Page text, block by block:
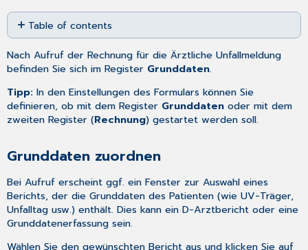
Save
as
PDF
Table of contents
zuordnen
Grunddaten
Rechnung
NachAufruf der Rechnung für die Ärztliche Unfallmeldung
befinden Sie sich im Register Grunddaten.
Tipp:In denEinstellungen des Formulars können Sie
definieren, ob mit dem Register Grunddaten oder mit dem
zweiten Register (Rechnung) gestartet werden soll.
Grunddaten zuordnen
Bei Aufruf erscheint ggf. ein Fenster zur Auswahl eines
Berichts, der die Grunddaten des Patienten (wie UV-Träger,
Unfalltag usw.) enthält. Dies kann einD-Arztbericht oder eine
Grunddatenerfassung sein.
Wählen Sie den gewünschten Bericht aus und klicken Sie auf